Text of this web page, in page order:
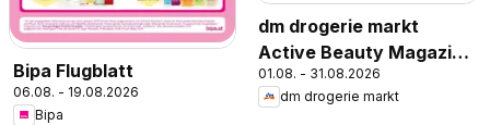
Bipa Flugblatt
06.08. - 19.08.2026
Bipa
dm drogerie markt
Active Beauty Magazin
07,08/2026
01.08. - 31.08.2026
dm drogerie markt